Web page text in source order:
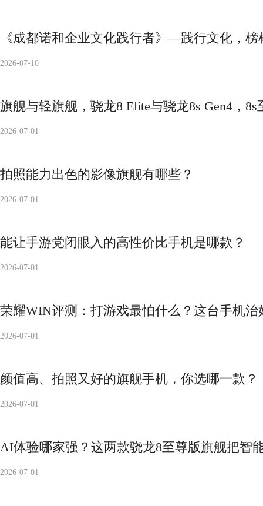
《成都诺和企业文化践行者》—践行文化，榜
2026-07-10
旗舰与轻旗舰，骁龙8 Elite与骁龙8s Gen4，8s
2026-07-01
拍照能力出色的影像旗舰有哪些？
2026-07-01
能让手游党闭眼入的高性价比手机是哪款？
2026-07-01
荣耀WIN评测：打游戏最怕什么？这台手机治
2026-07-01
颜值高、拍照又好的旗舰手机，你选哪一款？
2026-07-01
AI体验哪家强？这两款骁龙8至尊版旗舰把智
2026-07-01